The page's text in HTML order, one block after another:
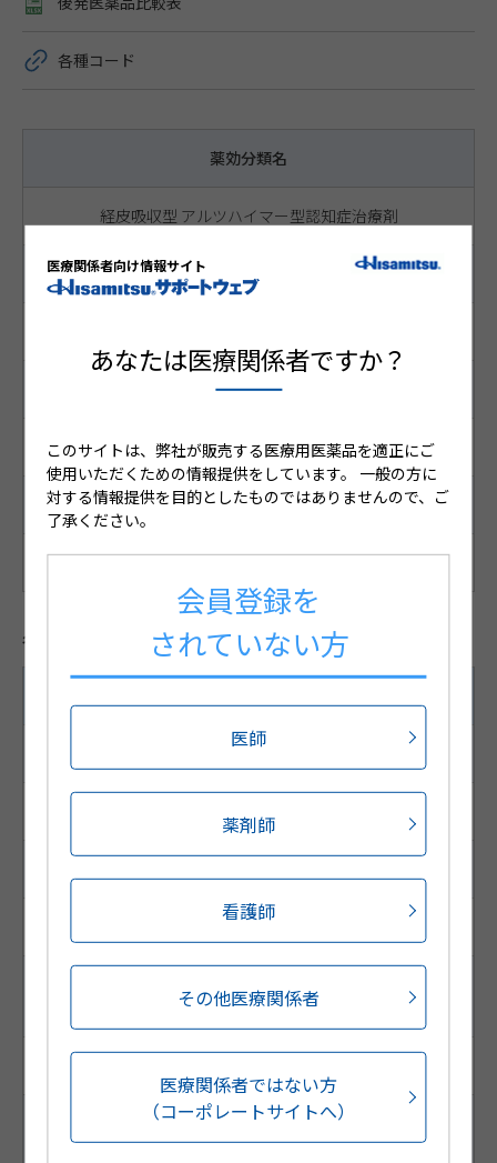
各種コード
薬効分類名
経皮吸収型 アルツハイマー型認知症治療剤
成分名 含量・濃度
サイズ
27.4mm×27.4mm
備考
淡桃色～褐色の支持体に膏体が展延された四角形の平板。
各種コード
JANコード
4987188456002
1282009010101
調剤包装GS1コード
（調剤包装RSSコード）
販売包装GS1コード
（販売包装RSSコード）
医療関係者向け情報サイト
あなたは医療関係者ですか？
このサイトは、弊社が販売する医療用医薬品を適正にご
使用いただくための情報提供をしています。 一般の方に
対する情報提供を目的としたものではありませんので、ご
了承ください。
会員登録を
されていない方
医師
薬剤師
看護師
その他医療関係者
医療関係者ではない方
（コーポレートサイトへ）